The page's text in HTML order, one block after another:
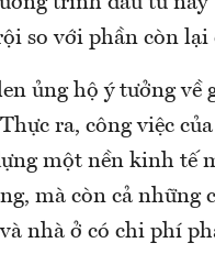
so với phần còn lại
ủng hộ ý tưởng về
ra, công việc
một nền kinh tế
mà còn cả những
nhà ở có chi phí